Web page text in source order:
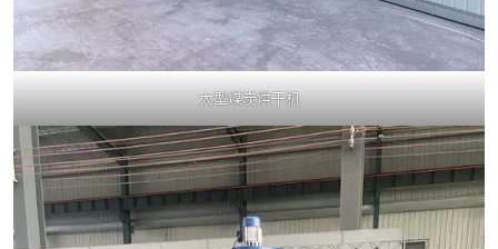
大型煤炭烘干机